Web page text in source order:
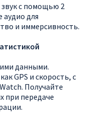
с помощью 2
для
и иммерсивность.
данными.
GPS и скорость, с
Получайте
при передаче